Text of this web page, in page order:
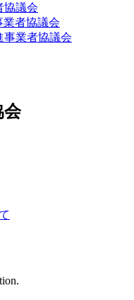
協議会
者協議会
事業者協議会
会